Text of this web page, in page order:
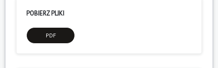
POBIERZ PLIKI
PDF